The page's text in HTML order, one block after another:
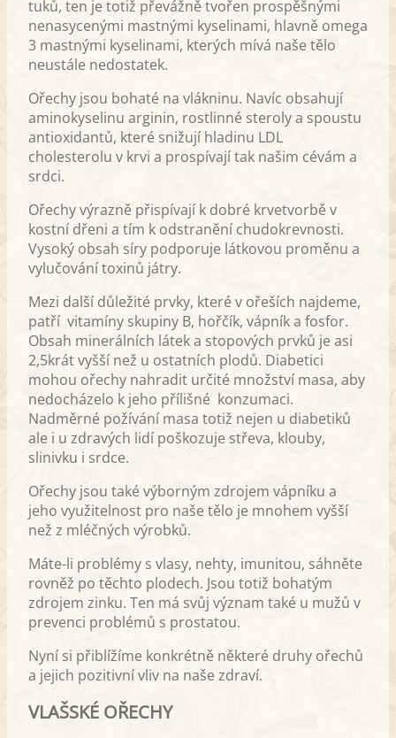
tuků, ten je totiž převážně tvořen prospěšnými
nenasycenými mastnými kyselinami, hlavně omega
3 mastnými kyselinami, kterých mívá naše tělo
neustále nedostatek.
Ořechy jsou bohaté na vlákninu. Navíc obsahují
aminokyselinu arginin, rostlinné steroly a spoustu
antioxidantů, které snižují hladinu LDL
cholesterolu v krvi a prospívají tak našim cévám a
srdci.
Ořechy výrazně přispívají k dobré krvetvorbě v
kostní dřeni a tím k odstranění chudokrevnosti.
Vysoký obsah síry podporuje látkovou proměnu a
vylučování toxinů játry.
Mezi další důležité prvky, které v ořeších najdeme,
patří vitamíny skupiny B, hořčík, vápník a fosfor.
Obsah minerálních látek a stopových prvků je asi
2,5krát vyšší než u ostatních plodů. Diabetici
mohou ořechy nahradit určité množství masa, aby
nedocházelo k jeho přílišné konzumaci.
Nadměrné požívání masa totiž nejen u diabetiků
ale i u zdravých lidí poškozuje střeva, klouby,
slinivku i srdce.
Ořechy jsou také výborným zdrojem vápníku a
jeho využitelnost pro naše tělo je mnohem vyšší
než z mléčných výrobků.
Máte-li problémy s vlasy, nehty, imunitou, sáhněte
rovněž po těchto plodech. Jsou totiž bohatým
zdrojem zinku. Ten má svůj význam také u mužů v
prevenci problémů s prostatou.
Nyní si přiblížíme konkrétně některé druhy ořechů
a jejich pozitivní vliv na naše zdraví.
VLAŠSKÉ OŘECHY